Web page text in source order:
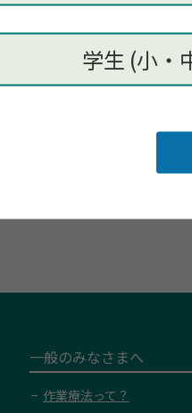
学生 (小・
大阪医科薬科大学附属病院リ
jarr37th.meeting@gmail.com
前の記
一般のみなさまへ
作業療法って？